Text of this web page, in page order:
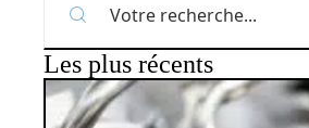
Les plus récents